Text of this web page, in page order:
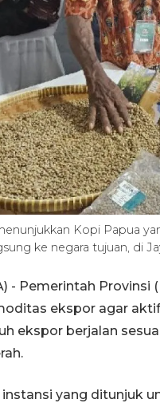
Kopi Papua
ke negara tujuan, di
- Pemerintah
ekspor agar
ekspor berjalan
yang ditunjuk